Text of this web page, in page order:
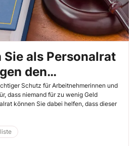
Sie als Personalrat
den
Schutz für Arbeitnehmerinnen und
dass niemand für zu wenig Geld
können Sie dabei helfen, dass dieser